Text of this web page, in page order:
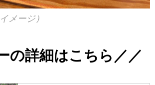
メージ）
の詳細はこちら／／